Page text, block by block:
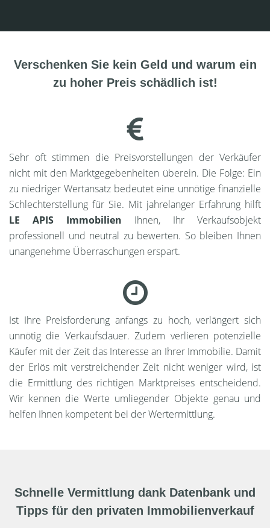
Verschenken Sie kein Geld und warum ein
zu hoher Preis schädlich ist!
Sehr oft stimmen die Preisvorstellungen der Verkäufer
nicht mit den Marktgegebenheiten überein. Die Folge: Ein
zu niedriger Wertansatz bedeutet eine unnötige finanzielle
Schlechterstellung für Sie. Mit jahrelanger Erfahrung hilft
LE APIS Immobilien Ihnen, Ihr Verkaufsobjekt
professionell und neutral zu bewerten. So bleiben Ihnen
unangenehme Überraschungen erspart.
Ist Ihre Preisforderung anfangs zu hoch, verlängert sich
unnötig die Verkaufsdauer. Zudem verlieren potenzielle
Käufer mit der Zeit das Interesse an Ihrer Immobilie. Damit
der Erlös mit verstreichender Zeit nicht weniger wird, ist
die Ermittlung des richtigen Marktpreises entscheidend.
Wir kennen die Werte umliegender Objekte genau und
helfen Ihnen kompetent bei der Wertermittlung.
Schnelle Vermittlung dank Datenbank und
Tipps für den privaten Immobilienverkauf